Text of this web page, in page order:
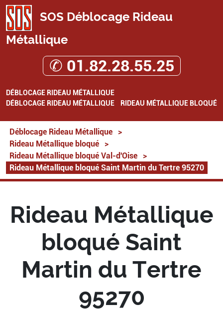
SOS Déblocage Rideau
Métallique
✆ 01.82.28.55.25
DÉBLOCAGE RIDEAU MÉTALLIQUE
DÉBLOCAGE RIDEAU MÉTALLIQUE
RIDEAU MÉTALLIQUE BLOQUÉ
Déblocage Rideau Métallique
>
Rideau Métallique bloqué
>
Rideau Métallique bloqué Val-d'Oise
>
Rideau Métallique bloqué Saint Martin du Tertre 95270
Rideau Métallique
bloqué Saint
Martin du Tertre
95270